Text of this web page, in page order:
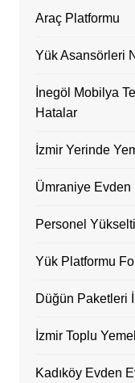
Araç Platformu
Yük Asansörleri
İnegöl Mobilya
Hatalar
İzmir Yerinde
Ümraniye
Personel
Yük Platformu
Düğün Paketleri
İzmir Toplu
Kadıköy Evden